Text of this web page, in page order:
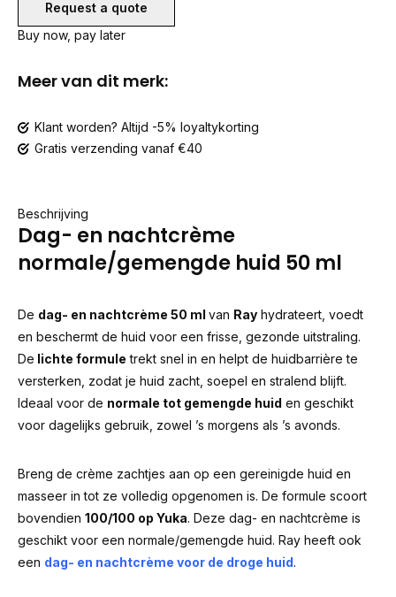
Request a quote
Buy now, pay later
Meer van dit merk:
Klant worden? Altijd -5% loyaltykorting
Gratis verzending vanaf €40
Beschrijving
Dag- en nachtcrème
normale/gemengde huid 50 ml
De dag- en nachtcrème 50 ml van Ray hydrateert, voedt
en beschermt de huid voor een frisse, gezonde uitstraling.
De lichte formule trekt snel in en helpt de huidbarrière te
versterken, zodat je huid zacht, soepel en stralend blijft.
Ideaal voor de normale tot gemengde huid en geschikt
voor dagelijks gebruik, zowel ’s morgens als ’s avonds.
Breng de crème zachtjes aan op een gereinigde huid en
masseer in tot ze volledig opgenomen is. De formule scoort
bovendien 100/100 op Yuka. Deze dag- en nachtcrème is
geschikt voor een normale/gemengde huid. Ray heeft ook
een dag- en nachtcrème voor de droge huid.